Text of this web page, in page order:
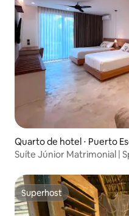
Quarto de hotel ⋅ Puerto
Suíte Júnior Matrimonial |
Superhost
Superhost